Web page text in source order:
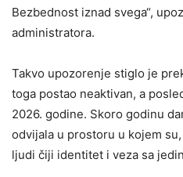
Bezbednost iznad svega“,
administratora.
Takvo upozorenje stiglo je
toga postao neaktivan, a
2026. godine. Skoro godinu
odvijala u prostoru u kojem
ljudi čiji identitet i veza sa